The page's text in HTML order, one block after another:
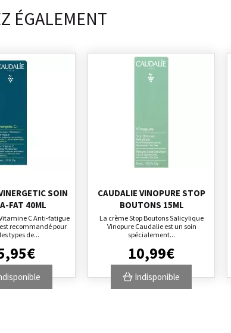
ÉGALEMENT
SOIN
FAT 40ML
C Anti-fatigue
recommandé pour
types de...
,95€
CAUDALIE VINOPURE STOP
BOUTONS 15ML
La crème Stop Boutons Salicylique
Vinopure Caudalie est un soin
spécialement...
10,99€
Indisponible